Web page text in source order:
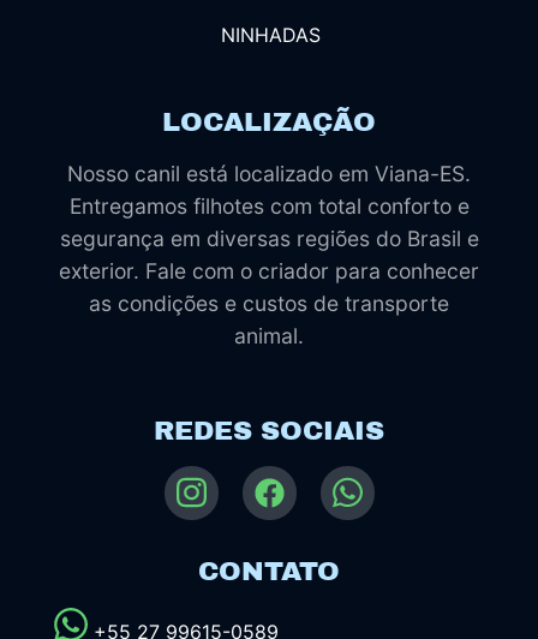
NINHADAS
LOCALIZAÇÃO
Nosso canil está localizado em Viana-ES.
Entregamos filhotes com total conforto e
segurança em diversas regiões do Brasil e
exterior. Fale com o criador para conhecer
as condições e custos de transporte
animal.
REDES SOCIAIS
CONTATO
+55 27 99615-0589